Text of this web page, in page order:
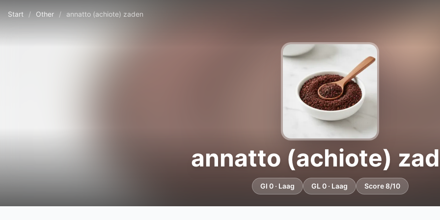
Start / Other / annatto (achiote) zaden
annatto (achiote)
GI 0 · Laag GL 0 · Laag Score 8/10